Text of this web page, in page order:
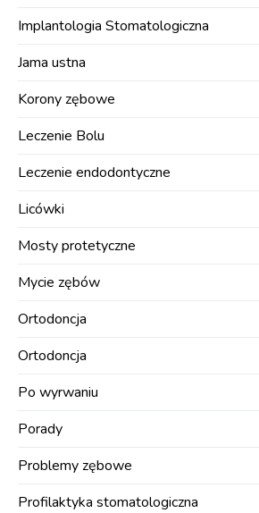
Implantologia Stomatologiczna
Jama ustna
Korony zębowe
Leczenie Bolu
Leczenie endodontyczne
Licówki
Mosty protetyczne
Mycie zębów
Ortodoncja
Ortodoncja
Po wyrwaniu
Porady
Problemy zębowe
Profilaktyka stomatologiczna